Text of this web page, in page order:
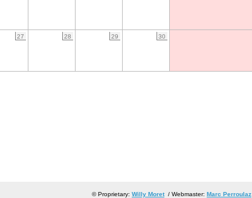
27 28 29 30
© Proprietary: Willy Moret/ Webmaster: Marc Perroulaz